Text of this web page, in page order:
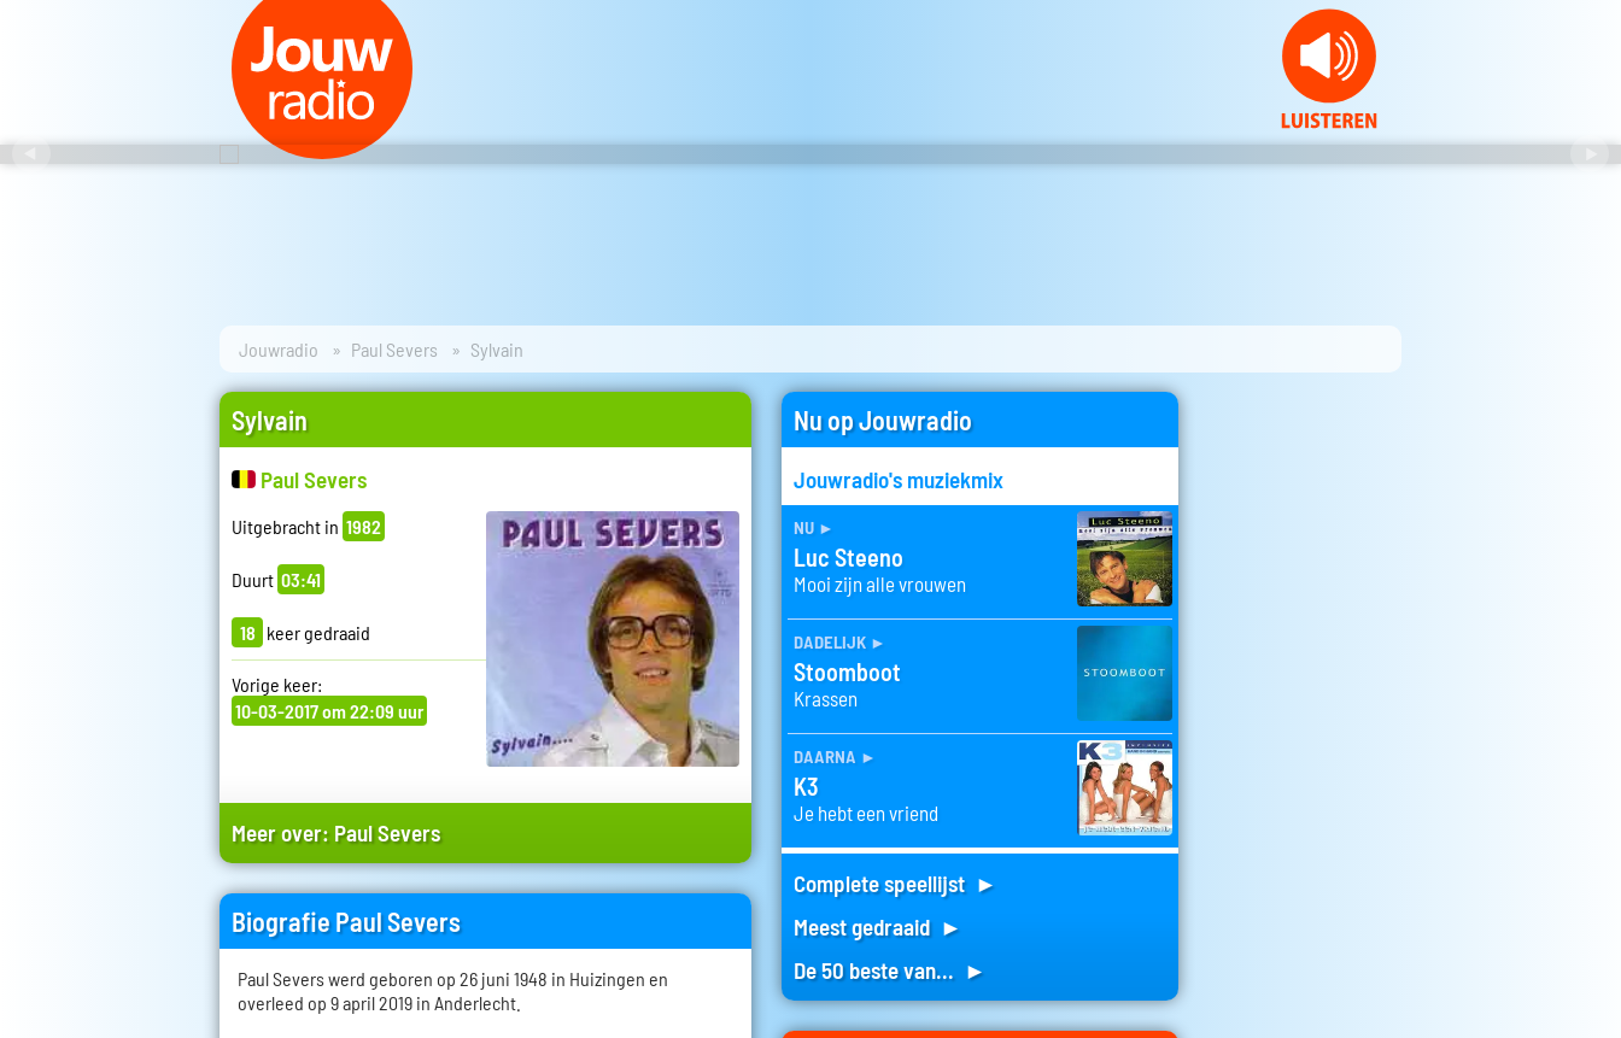
Jouwradio Paul Severs Sylvain
Sylvain
Paul Severs
Uitgebracht in 1982
Duurt 03:41
18 keer gedraaid
Vorige keer:
10-03-2017 om 22:09 uur
Meer over: Paul Severs
Biografie Paul Severs
Paul Severs werd geboren op 26 juni 1948 in Huizingen en
overleed op 9 april 2019 in Anderlecht.
Nu op Jouwradio
Jouwradio's muziekmix
nu ►
Luc Steeno
Mooi zijn alle vrouwen
dadelijk ►
Stoomboot
Krassen
daarna ►
K3
Je hebt een vriend
Complete speellijst ►
Meest gedraaid ►
De 50 beste van... ►